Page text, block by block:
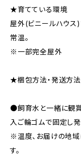
★育てている環境
屋外(ビニールハウス)
常温。
※一部完全屋外
★梱包方法・発送方法
●飼育水と一緒に観
入ご輪ゴムで固定し
※温度、お届けの地
す。